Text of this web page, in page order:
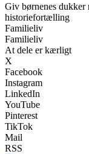
Giv børnenes
historiefortælling
Familieliv
Familieliv
At dele er kærligt
X
Facebook
Instagram
LinkedIn
YouTube
Pinterest
TikTok
Mail
RSS